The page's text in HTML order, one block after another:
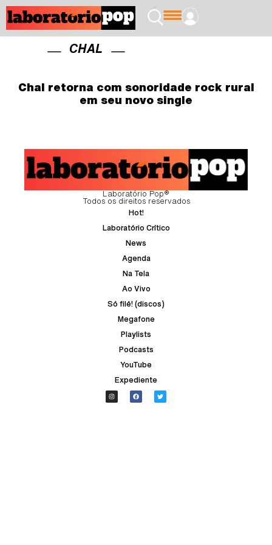
CHAL
Chal retorna com sonoridade rock rural
em seu novo single
Laboratório Pop®
Todos os direitos reservados
Hot!
Laboratório Crítico
News
Agenda
Na Tela
Ao Vivo
Só filé! (discos)
Megafone
Playlists
Podcasts
YouTube
Expediente